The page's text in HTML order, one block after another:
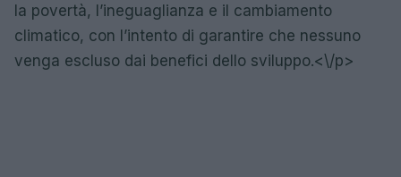
la povertà, l’ineguaglianza e il cambiamento
climatico, con l’intento di garantire che nessuno
venga escluso dai benefici dello sviluppo.<\/p>